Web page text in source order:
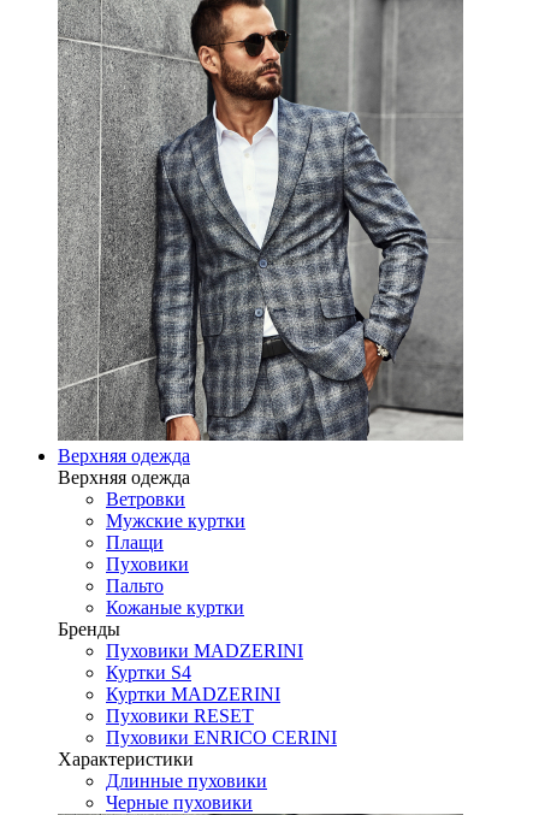
Верхняя одежда
Верхняя одежда
Ветровки
Мужские куртки
Плащи
Пуховики
Пальто
Кожаные куртки
Бренды
Пуховики MADZERINI
Куртки S4
Куртки MADZERINI
Пуховики RESET
Пуховики ENRICO CERINI
Характеристики
Длинные пуховики
Черные пуховики